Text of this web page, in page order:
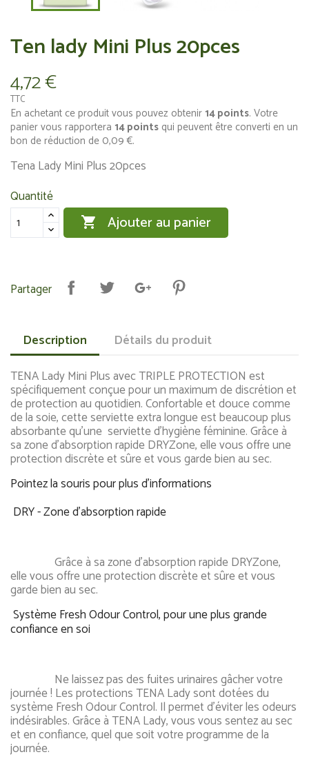
Ten lady Mini Plus 20pces
4,72 €
TTC
En achetant ce produit vous pouvez obtenir14points. Votre
panier vous rapportera 14points qui peuvent être converti en un
bon de réduction de 0,09 €.
Tena Lady Mini Plus 20pces
Quantité
 Ajouter au panier
Partager
Description Détails du produit
TENA Lady Mini Plus avec TRIPLE PROTECTION est
spécifiquement conçue pour un maximum de discrétion et
de protection au quotidien. Confortable et douce comme
de la soie, cette serviette extra longue est beaucoup plus
absorbante qu'une serviette d'hygiène féminine. Grâce à
sa zone d'absorption rapide DRYZone, elle vous offre une
protection discrète et sûre et vous garde bien au sec.
Pointez la souris pour plus d'informations
DRY - Zone d'absorption rapide
Grâce à sa zone d'absorption rapide DRYZone,
elle vous offre une protection discrète et sûre et vous
garde bien au sec.
Système Fresh Odour Control, pour une plus grande
confiance en soi
Ne laissez pas des fuites urinaires gâcher votre
journée ! Les protections TENA Lady sont dotées du
système Fresh Odour Control. Il permet d'éviter les odeurs
indésirables. Grâce à TENA Lady, vous vous sentez au sec
et en confiance, quel que soit votre programme de la
journée.